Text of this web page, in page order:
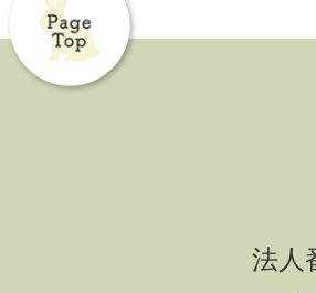
法